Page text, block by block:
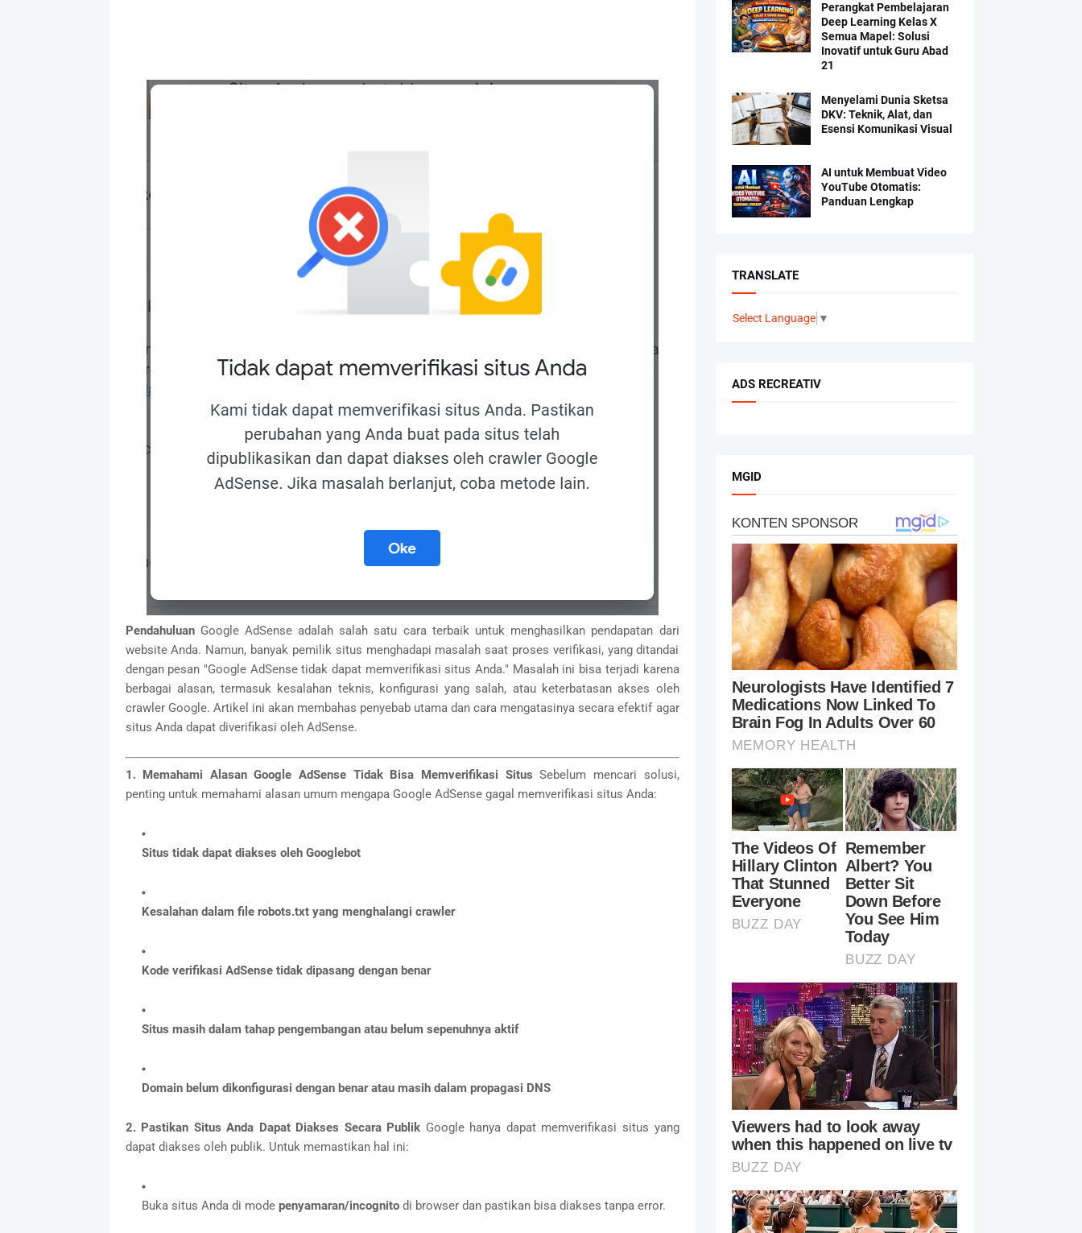
PendahuluanGoogle AdSense adalah salah satu cara terbaik untuk menghasilkan pendapatan dari
website Anda. Namun, banyak pemilik situs menghadapi masalah saat proses verifikasi, yang ditandai
dengan pesan "Google AdSense tidak dapat memverifikasi situs Anda." Masalah ini bisa terjadi karena
berbagai alasan, termasuk kesalahan teknis, konfigurasi yang salah, atau keterbatasan akses oleh
crawler Google. Artikel ini akan membahas penyebab utama dan cara mengatasinya secara efektif agar
situs Anda dapat diverifikasi oleh AdSense.
1. Memahami Alasan Google AdSense Tidak Bisa Memverifikasi Situs Sebelum mencari solusi,
penting untuk memahami alasan umum mengapa Google AdSense gagal memverifikasi situs Anda:
Situs tidak dapat diakses oleh Googlebot
Kesalahan dalam file robots.txt yang menghalangi crawler
Kode verifikasi AdSense tidak dipasang dengan benar
Situs masih dalam tahap pengembangan atau belum sepenuhnya aktif
Domain belum dikonfigurasi dengan benar atau masih dalam propagasi DNS
2. Pastikan Situs Anda Dapat Diakses Secara Publik Google hanya dapat memverifikasi situs yang
dapat diakses oleh publik. Untuk memastikan hal ini:
Buka situs Anda di mode penyamaran/incognitodi browser dan pastikan bisa diakses tanpa error.
Perangkat Pembelajaran
Deep Learning Kelas X
Semua Mapel: Solusi
Inovatif untuk Guru Abad
21
Menyelami Dunia Sketsa
DKV: Teknik, Alat, dan
Esensi Komunikasi Visual
AI untuk Membuat Video
YouTube Otomatis:
Panduan Lengkap
TRANSLATE
Select Language ▼
ADS RECREATIV
MGID